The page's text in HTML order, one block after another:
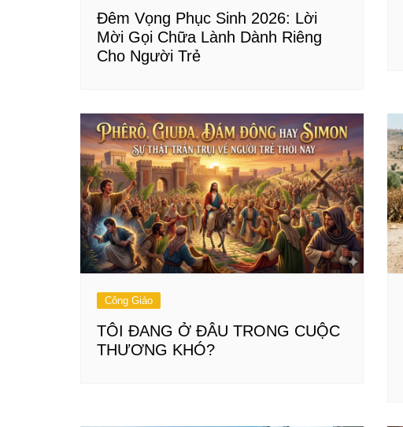
Đêm Vọng Phục Sinh 2026: Lời
Mời Gọi Chữa Lành Dành Riêng
Cho Người Trẻ
Công Giáo
TÔI ĐANG Ở ĐÂU TRONG CUỘC
THƯƠNG KHÓ?